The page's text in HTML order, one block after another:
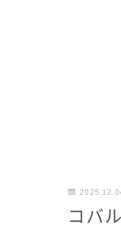
コバ